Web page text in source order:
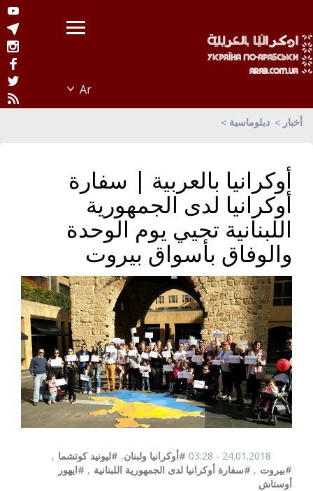
أخبار دبلوماسية
أوكرانيا بالعربية | سفارة
أوكرانيا لدى الجمهورية
اللبنانية تحيي يوم الوحدة
والوفاق بأسواق بيروت
24.01.2018 - 03:28 #أوكرانيا ولبنان, #ليونيد كوتشما ,
#بيروت , #سفارة أوكرانيا لدى الجمهورية اللبنانية , #ايهور
أوستاش